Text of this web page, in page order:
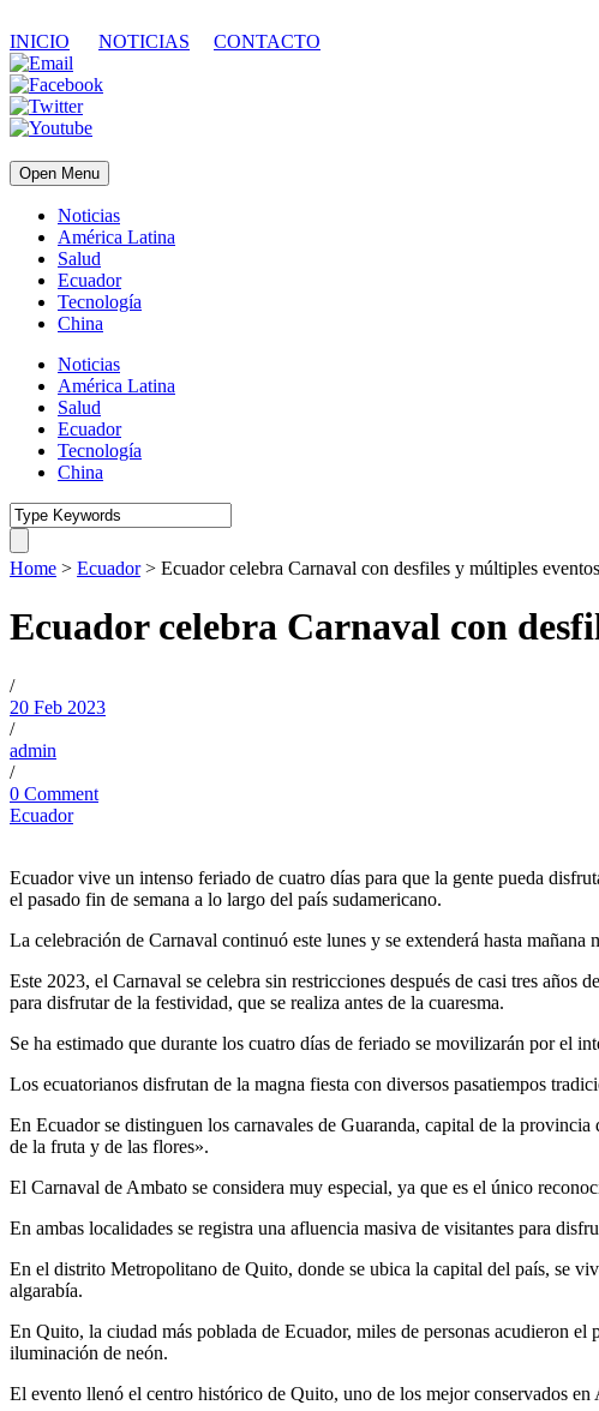
INICIO NOTICIAS CONTACTO
Open Menu
Noticias
América Latina
Salud
Ecuador
Tecnología
China
Noticias
América Latina
Salud
Ecuador
Tecnología
China
Home > Ecuador > Ecuador celebra Carnaval con desfiles y múltiples
Ecuador celebra Carnaval con
/
20 Feb 2023
/
admin
/
0 Comment
Ecuador
Ecuador vive un intenso feriado de cuatro días para que la gente pueda
el pasado fin de semana a lo largo del país sudamericano.
La celebración de Carnaval continuó este lunes y se extenderá hasta
Este 2023, el Carnaval se celebra sin restricciones después de casi tres
para disfrutar de la festividad, que se realiza antes de la cuaresma.
Se ha estimado que durante los cuatro días de feriado se movilizarán por el
Los ecuatorianos disfrutan de la magna fiesta con diversos pasatiempos
En Ecuador se distinguen los carnavales de Guaranda, capital de la
de la fruta y de las flores».
El Carnaval de Ambato se considera muy especial, ya que es el único
En ambas localidades se registra una afluencia masiva de visitantes para
En el distrito Metropolitano de Quito, donde se ubica la capital del país, se
algarabía.
En Quito, la ciudad más poblada de Ecuador, miles de personas acudieron
iluminación de neón.
El evento llenó el centro histórico de Quito, uno de los mejor conservados